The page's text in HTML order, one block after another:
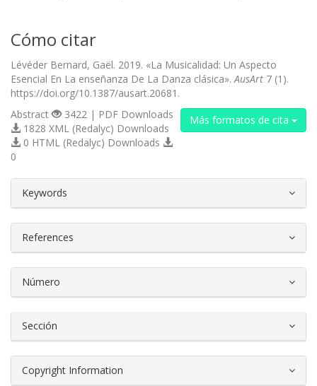
Cómo citar
Lévéder Bernard, Gaël. 2019. «La Musicalidad: Un Aspecto
Esencial En La enseñanza De La Danza clásica». AusArt 7 (1).
https://doi.org/10.1387/ausart.20681.
Más formatos de cita
Abstract
3422 | PDF Downloads
1828 XML (Redalyc) Downloads
0 HTML (Redalyc) Downloads
0
Keywords
References
Número
Sección
Copyright Information